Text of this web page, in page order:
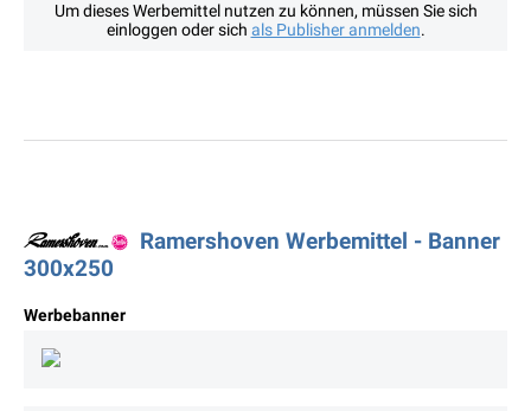
Um dieses Werbemittel nutzen zu können, müssen Sie sich
einloggen oder sich als Publisher anmelden.
Ramershoven Werbemittel - Banner
300x250
Werbebanner